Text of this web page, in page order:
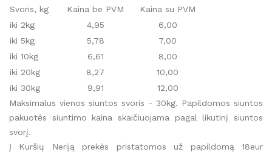
Svoris, kg
Kaina be PVM
Kaina su PVM
iki 2kg
4,95
6,00
iki 5kg
5,78
7,00
iki 10kg
6,61
8,00
iki 20kg
8,27
10,00
iki 30kg
9,91
12,00
Maksimalus vienos siuntos svoris - 30kg. Papildomos siuntos
pakuotės siuntimo kaina skaičiuojama pagal likutinį siuntos
svorį.
Į Kuršių Neriją prekės pristatomos už papildomą 18eur